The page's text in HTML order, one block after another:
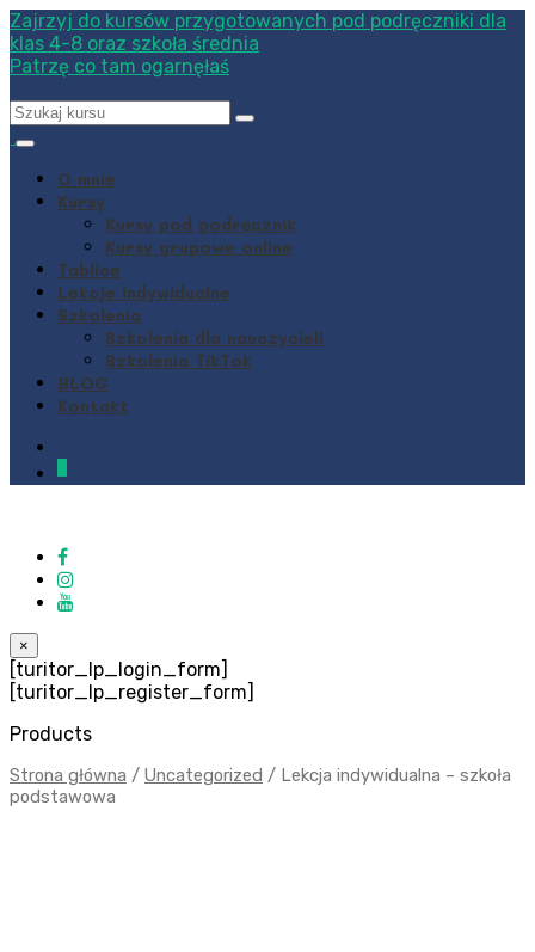
Zajrzyj do kursów przygotowanych pod podręczniki dla
klas 4-8 oraz szkoła średnia
Patrzę co tam ogarnęłaś
O mnie
Kursy
Kursy pod podręcznik
Kursy grupowe online
Tablice
Lekcje indywidualne
Szkolenia
Szkolenia dla nauczycieli
Szkolenia TikTok
BLOG
Kontakt
×
[turitor_lp_login_form]
[turitor_lp_register_form]
Products
Strona główna / Uncategorized / Lekcja indywidualna – szkoła
podstawowa